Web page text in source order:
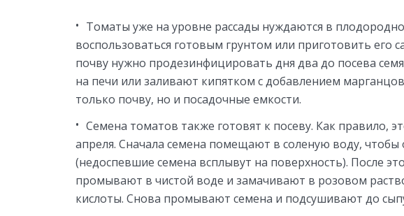
Томаты уже на уровне рассады нуждаются в
воспользоваться готовым грунтом или приготовить его
почву нужно продезинфицировать дня два до посева
на печи или заливают кипятком с добавлением
только почву, но и посадочные емкости.
Семена томатов также готовят к посеву. Как правило,
апреля. Сначала семена помещают в соленую воду,
(недоспевшие семена всплывут на поверхность). После
промывают в чистой воде и замачивают в розовом
кислоты. Снова промывают семена и подсушивают до